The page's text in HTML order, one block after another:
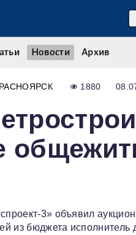
Новости Архив
1880
3» объявил
из бюджета исполнитель